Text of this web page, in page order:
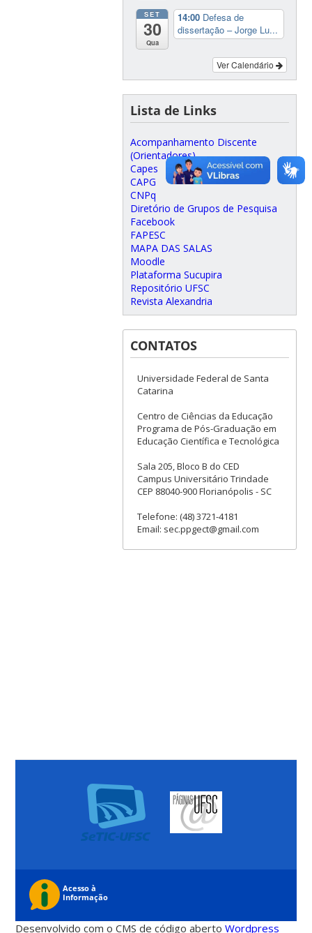
SET
30
Qua
14:00 Defesa de
dissertação – Jorge Lu...
Ver Calendário
Lista de Links
Acompanhamento Discente
(Orientadores)
Capes
CAPG
CNPq
Diretório de Grupos de Pesquisa
Facebook
FAPESC
MAPA DAS SALAS
Moodle
Plataforma Sucupira
Repositório UFSC
Revista Alexandria
CONTATOS
Universidade Federal de Santa
Catarina
Centro de Ciências da Educação
Programa de Pós-Graduação em
Educação Científica e Tecnológica
Sala 205, Bloco B do CED
Campus Universitário Trindade
CEP 88040-900 Florianópolis - SC
Telefone: (48) 3721-4181
Email: sec.ppgect@gmail.com
Desenvolvido com o CMS de código abertoWordpress